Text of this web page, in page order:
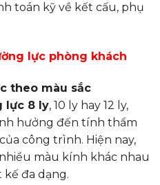
toán kỹ về kết cấu, phụ
lực phòng khách
theo màu sắc
lực 8 ly, 10 ly hay 12 ly,
hưởng đến tính thẩm
công trình. Hiện nay,
màu kính khác nhau
đa dạng.